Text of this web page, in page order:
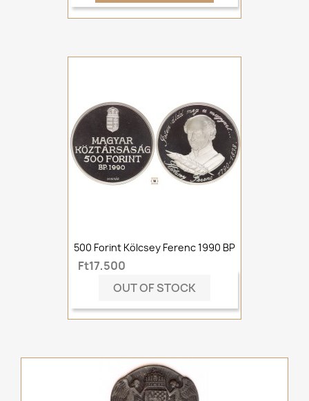
500 Forint Kölcsey Ferenc 1990 BP
Ft17,500
OUT OF STOCK